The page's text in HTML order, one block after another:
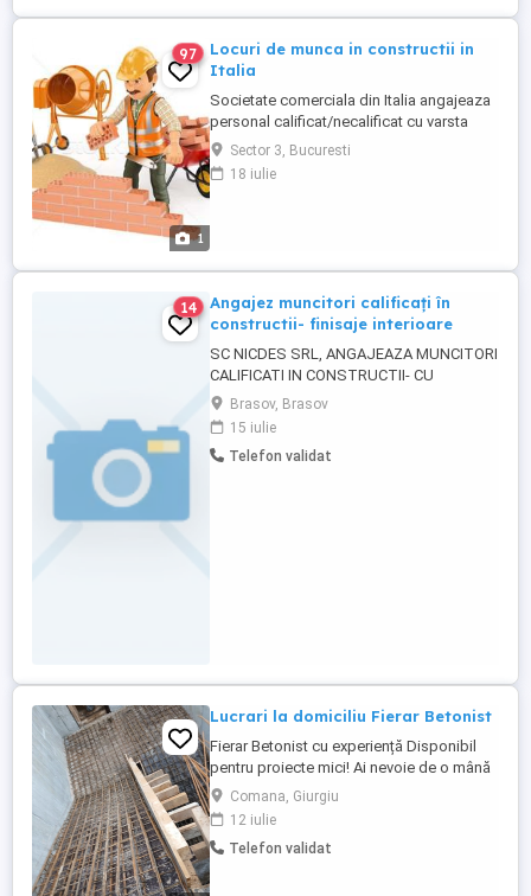
1
97
Locuri de munca in constructii in
Italia
Societate comerciala din Italia angajeaza
personal calificat/necalificat cu varsta
cuprinsa intre 18 si 45 ani in domeniul
constructiilor : RIGIPSARI, EXPERTI IN
TERMOIZOLATII, FAIANTARI, SCHELARI,
Sector 3, Bucuresti
18 iulie
14
Angajez muncitori calificați în
constructii- finisaje interioare
SC NICDES SRL, ANGAJEAZA MUNCITORI
CALIFICATI IN CONSTRUCTII- CU
EXPERIENTA IN DOMENIUL FINISAJE
INTERIOARE PE FUNCȚIILE: -TENCUITOR,
(TENCUIELI MECANIZATE) - GLETUITOR (
FINISAJE INTERIOARE) - ZUGRAV; -
Brasov, Brasov
15 iulie
Telefon validat
Lucrari la domiciliu Fierar Betonist
Fierar Betonist cu experiență Disponibil
pentru proiecte mici! Ai nevoie de o mână
de lucru profesionistă pentru curte sau
casă? Te pot ajuta cu: Armare și turnare
plăci, stâlpi, grinzi, porți. Fundații pentru
foișoare, magazii sau garaje. Consolidări
Comana, Giurgiu
12 iulie
Telefon validat